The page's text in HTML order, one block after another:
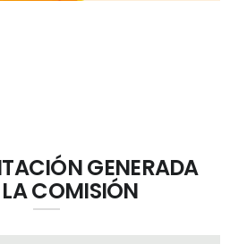
GENERADA
COMISIÓN